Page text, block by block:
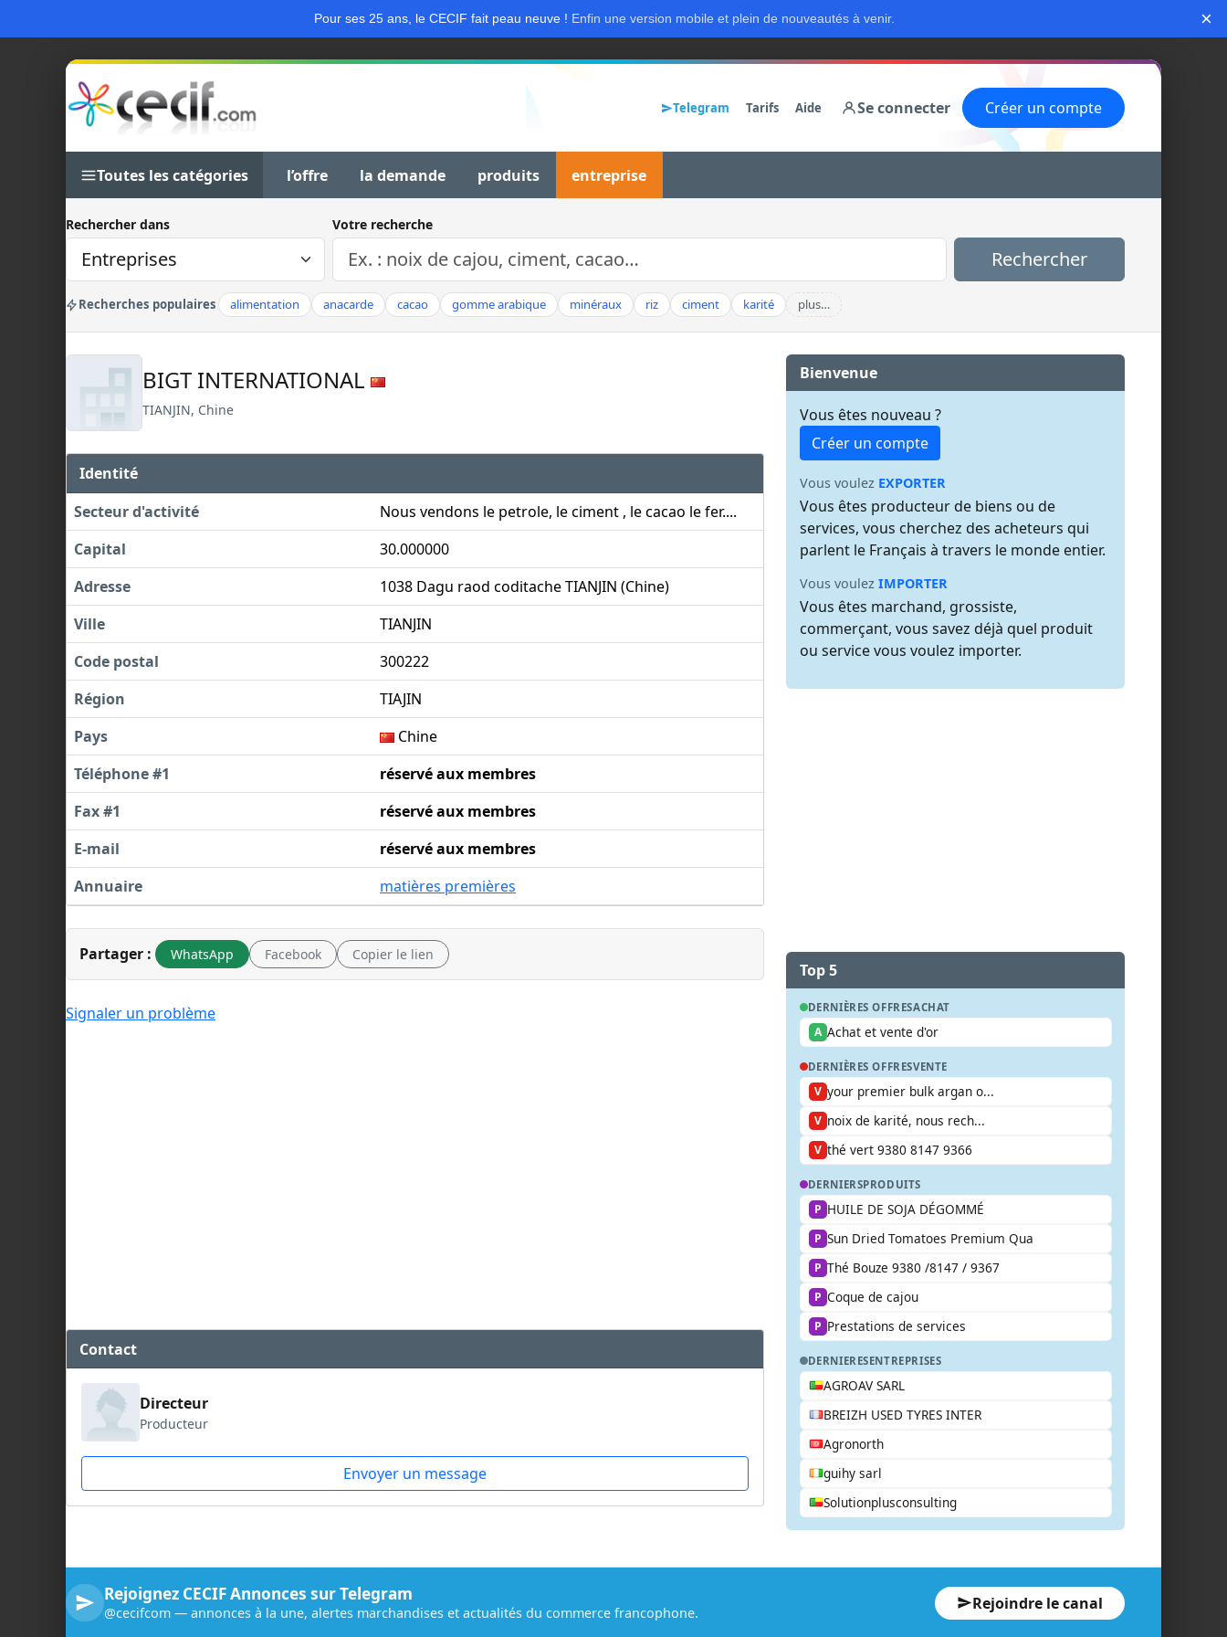
Pour ses 25 ans, le CECIF fait peau neuve ! Enfin une version mobile et plein de nouveautés à venir. ×
Telegram Tarifs Aide Se connecter Créer un compte
Toutes les catégories l’offre la demande produits entreprise
Rechercher dans Votre recherche
Rechercher
Recherches populaires alimentation anacarde cacao gomme arabique minéraux riz ciment karité plus…
BIGT INTERNATIONAL
TIANJIN, Chine
Identité
Secteur d'activité
Nous vendons le petrole, le ciment , le cacao le fer....
Capital
30.000000
Adresse
1038 Dagu raod coditache TIANJIN (Chine)
Ville
TIANJIN
Code postal
300222
Région
TIAJIN
Pays
Chine
Téléphone #1
réservé aux membres
Fax #1
réservé aux membres
E-mail
réservé aux membres
Annuaire
matières premières
Partager : WhatsApp Facebook Copier le lien
Signaler un problème
Contact
Directeur
Producteur
Envoyer un message
Bienvenue
Vous êtes nouveau ?
Créer un compte
Vous voulez EXPORTER
Vous êtes producteur de biens ou de
services, vous cherchez des acheteurs qui
parlent le Français à travers le monde entier.
Vous voulez IMPORTER
Vous êtes marchand, grossiste,
commerçant, vous savez déjà quel produit
ou service vous voulez importer.
Top 5
DERNIÈRES OFFRESACHAT
A Achat et vente d'or
DERNIÈRES OFFRESVENTE
V your premier bulk argan o...
V noix de karité, nous rech...
V thé vert 9380 8147 9366
DERNIERSPRODUITS
P HUILE DE SOJA DÉGOMMÉ
P Sun Dried Tomatoes Premium Qua
P Thé Bouze 9380 /8147 / 9367
P Coque de cajou
P Prestations de services
DERNIERESENTREPRISES
AGROAV SARL
BREIZH USED TYRES INTER
Agronorth
guihy sarl
Solutionplusconsulting
Rejoignez CECIF Annonces sur Telegram
@cecifcom — annonces à la une, alertes marchandises et actualités du commerce francophone. Rejoindre le canal